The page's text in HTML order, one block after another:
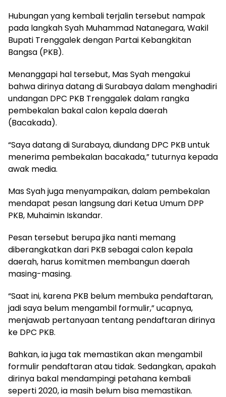
Hubungan yang kembali terjalin tersebut nampak
pada langkah Syah Muhammad Natanegara, Wakil
Bupati Trenggalek dengan Partai Kebangkitan
Bangsa (PKB).
Menanggapi hal tersebut, Mas Syah mengakui
bahwa dirinya datang di Surabaya dalam menghadiri
undangan DPC PKB Trenggalek dalam rangka
pembekalan bakal calon kepala daerah
(Bacakada).
“Saya datang di Surabaya, diundang DPC PKB untuk
menerima pembekalan bacakada,” tuturnya kepada
awak media.
Mas Syah juga menyampaikan, dalam pembekalan
mendapat pesan langsung dari Ketua Umum DPP
PKB, Muhaimin Iskandar.
Pesan tersebut berupa jika nanti memang
diberangkatkan dari PKB sebagai calon kepala
daerah, harus komitmen membangun daerah
masing-masing.
“Saat ini, karena PKB belum membuka pendaftaran,
jadi saya belum mengambil formulir,” ucapnya,
menjawab pertanyaan tentang pendaftaran dirinya
ke DPC PKB.
Bahkan, ia juga tak memastikan akan mengambil
formulir pendaftaran atau tidak. Sedangkan, apakah
dirinya bakal mendampingi petahana kembali
seperti 2020, ia masih belum bisa memastikan.